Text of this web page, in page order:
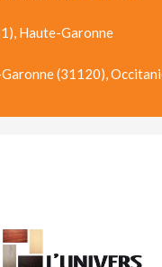
Haute-Garonne
(31120),